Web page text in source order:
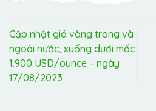
Cập nhật giá vàng trong và
ngoài nước, xuống dưới mốc
1.900 USD/ounce – ngày
17/08/2023